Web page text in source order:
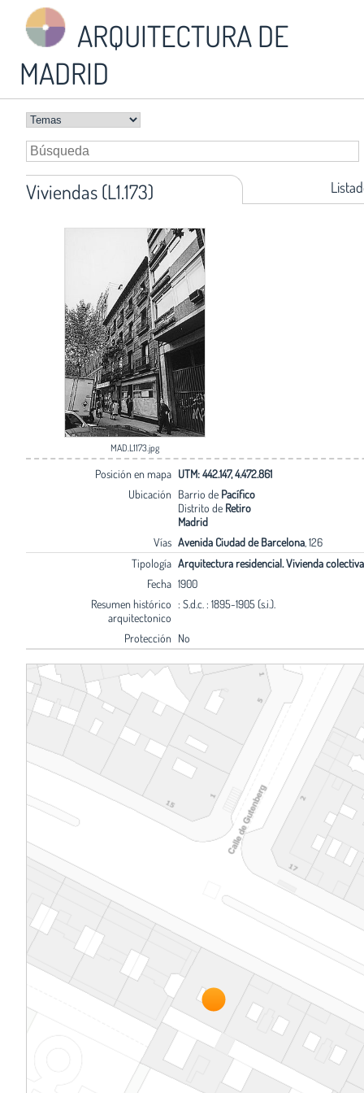
ARQUITECTURA DE
MADRID
Viviendas (L1.173)
MAD.L1173.jpg
Posición en mapa UTM: 442.147, 4.472.861
Ubicación Barrio de Pacífico
Distrito de Retiro
Madrid
Vías Avenida Ciudad de Barcelona, 126
Tipología Arquitectura residencial. Vivienda colectiva
Fecha 1900
Resumen histórico
arquitectonico
: S.d.c. : 1895-1905 (s.i.).
Protección No